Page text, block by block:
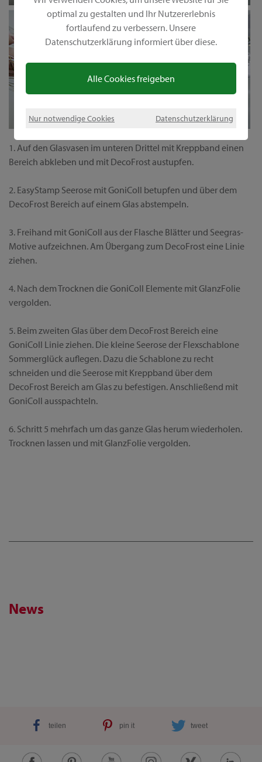
optimal zu gestalten und Ihr Nutzererlebnis
fortlaufend zu verbessern. Unsere
Datenschutzerklärung informiert über diese.
Alle Cookies freigeben
Nur notwendige Cookies Datenschutzerklärung
1. Auf den Glasvasen im unteren Drittel mit Kreppband einen
Bereich abkleben und mit DecoFrost austupfen.
2. EasyStamp Seerose mit GoniColl betupfen und über dem
DecoFrost Bereich auf einem Glas abstempeln.
3. Freihand mit GoniColl aus der Flasche Blätter und Seegras-
Motive aufzeichnen. Am Übergang zum DecoFrost eine Linie
ziehen.
4. Nach dem Trocknen die GoniColl Elemente mit GlanzFolie
vergolden.
5. Beim zweiten Glas über dem DecoFrost Bereich eine
GoniColl Linie ziehen. Die kleine Seerose der Flexschablone
Sommerglück auflegen. Dazu die Schablone zu recht
schneiden und die Seerose mit Kreppband über dem
DecoFrost Bereich am Glas zu befestigen. Anschließend mit
GoniColl ausspachteln.
6. Schritt 5 mehrfach um das ganze Glas herum wiederholen.
Trocknen lassen und mit GlanzFolie vergolden.
News
teilen pin it tweet